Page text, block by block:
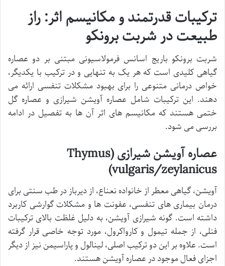
ترکیبات قدرتمند و مکانیسم اثر: راز
طبیعت در شربت برونکو
شربت برونکو باریج اسانس فرمولاسیونی مبتنی بر دو عصاره
گیاهی کلیدی است که هر یک به تنهایی و در ترکیب با یکدیگر،
خواص درمانی متنوعی را برای بهبود مشکلات تنفسی ارائه می
دهند. این ترکیبات شامل عصاره آویشن شیرازی و عصاره گل
ختمی هستند که مکانیسم های اثر آن ها به تفصیل در ادامه
بررسی می شود.
عصاره آویشن شیرازی (Thymus
vulgaris/zeylanicus)
آویشن، گیاهی معطر از خانواده نعناع، از دیرباز در طب سنتی برای
درمان بیماری های تنفسی، عفونت ها و مشکلات گوارشی کاربرد
داشته است. گونه شیرازی آویشن، به دلیل غلظت بالای ترکیبات
فنلی، از جمله تیمول و کارواکرول، مورد توجه خاصی قرار گرفته
است. علاوه بر این دو ترکیب اصلی، لینالول و پاراسیمن نیز از دیگر
اجزای فعال موجود در عصاره آویشن هستند.